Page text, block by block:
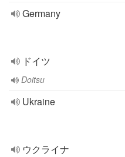
Germany
ドイツ
Doitsu
Ukraine
ウクライナ